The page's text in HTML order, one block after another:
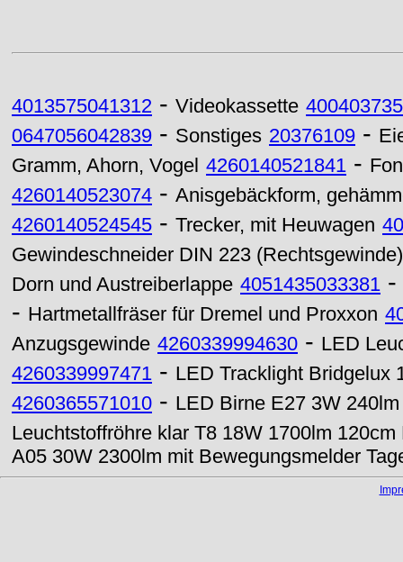
4013575041312 - Videokassette
0647056042839 - Sonstiges 20376109 -
Gramm, Ahorn, Vogel 4260140521841 -
4260140523074 - Anisgebäckform,
4260140524545 - Trecker, mit Heuwagen
Gewindeschneider DIN 223 (Rechtsgewinde)
Dorn und Austreiberlappe 4051435033381 -
- Hartmetallfräser für Dremel und Proxxon
Anzugsgewinde 4260339994630 - LED
4260339997471 - LED Tracklight Bridgelux
4260365571010 - LED Birne E27 3W
Leuchtstoffröhre klar T8 18W 1700lm
A05 30W 2300lm mit Bewegungsmelder